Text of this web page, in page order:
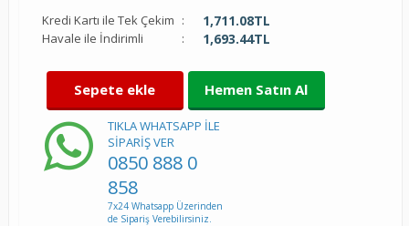
Kredi Kartı ile Tek Çekim : 1,711.08TL
Havale ile İndirimli : 1,693.44TL
Sepete ekle Hemen Satın Al
TIKLA WHATSAPP İLE
SİPARİŞ VER
0850 888 0
858
7x24 Whatsapp Üzerinden
de Sipariş Verebilirsiniz.